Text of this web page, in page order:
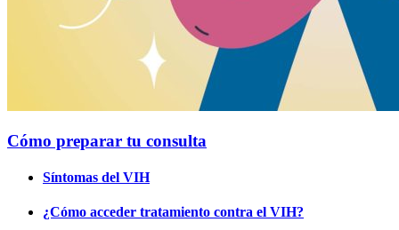
Cómo preparar tu consulta
Síntomas del VIH
¿Cómo acceder tratamiento contra el VIH?